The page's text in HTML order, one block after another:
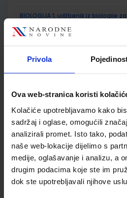
Privola
Ova web-stranica koristi
Kolačiće upotrebljavamo kako
sadržaj i oglase, omogućili
analizirali promet. Isto tako,
naše web-lokacije dijelimo s
medije, oglašavanje i analizu, a
drugim podacima koje ste im
dok ste upotrebljavali njihove
BIOLOGIJA 1; udžbenik iz biologije
Autor(i):Bogut Đumlija Futivić Remenar
SKU:556330 CIJENA:
BIOLOGIJA 1; radna bilježnica iz
gimnazije
Autor(i):Bogut Đumlija Futivić Remenar
Nakladnik:ALFA d.d. Registarski broj
SKU:556491 CIJENA: